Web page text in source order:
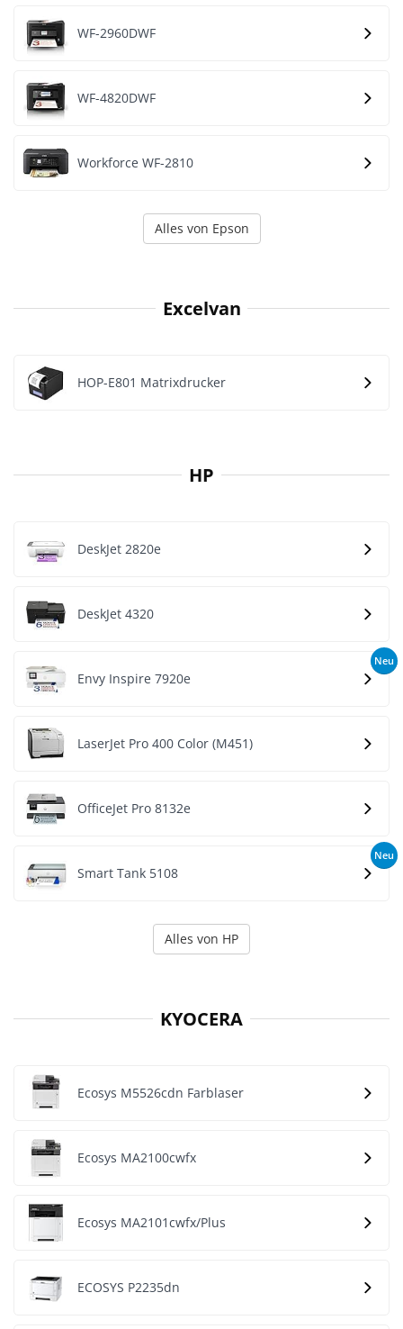
WF-2960DWF
WF-4820DWF
Workforce WF-2810
Alles von Epson
Excelvan
HOP-E801 Matrixdrucker
HP
DeskJet 2820e
DeskJet 4320
Neu
Envy Inspire 7920e
LaserJet Pro 400 Color (M451)
OfficeJet Pro 8132e
Neu
Smart Tank 5108
Alles von HP
KYOCERA
Ecosys M5526cdn Farblaser
Ecosys MA2100cwfx
Ecosys MA2101cwfx/Plus
ECOSYS P2235dn